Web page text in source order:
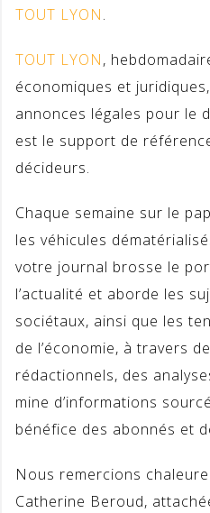
TOUT LYON.
TOUT LYON,
économiques et
annonces légales pour le
est le support de
décideurs.
Chaque semaine sur le
les véhicules
votre journal brosse le
l’actualité et aborde les
sociétaux, ainsi que les
de l’économie, à travers
rédactionnels, des
mine d’informations
bénéfice des abonnés et
Nous remercions
Catherine Beroud,